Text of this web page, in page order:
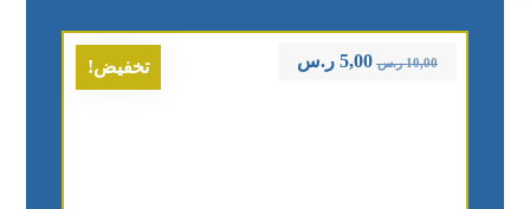
تخفيض! 10,00 ر.س 5,00 ر.س